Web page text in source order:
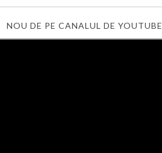
NOU DE PE CANALUL DE YOUTUBE